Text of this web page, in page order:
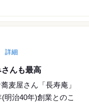
詳細
んも最高
麦屋さん「長寿庵」
明治40年)創業とのこ